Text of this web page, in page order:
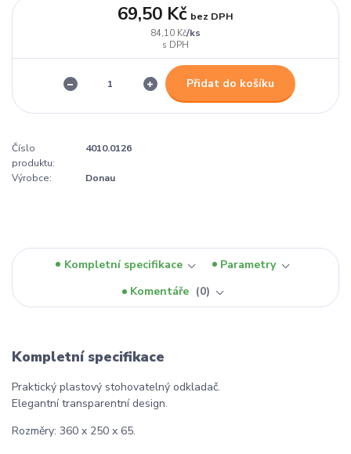
84,10 Kč/ks
69,50 Kč bez DPH
Přidat do košíku
Číslo
produktu:
4010.0126
Výrobce: Donau
Kompletní specifikace
Parametry
Komentáře
0
Kompletní specifikace
Praktický plastový stohovatelný odkladač.
Elegantní transparentní design.
Rozměry: 360 x 250 x 65.